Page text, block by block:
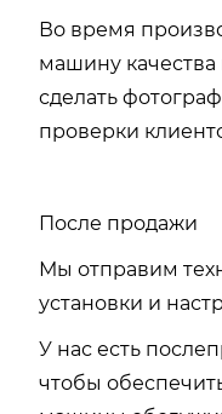
Во время
машину
сделать
проверки
После продажи
Мы отправим
установки и
У нас есть
чтобы